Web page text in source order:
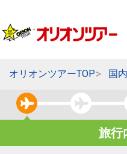
オリオンツアーTOP 国
旅行